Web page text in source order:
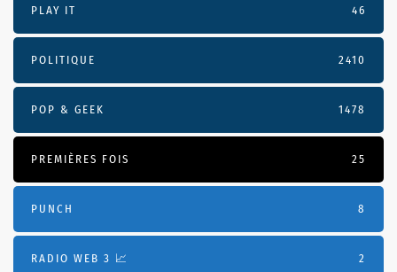
PLAY IT 46
POLITIQUE 2410
POP & GEEK 1478
PREMIÈRES FOIS 25
PUNCH 8
RADIO WEB 3 📈 2